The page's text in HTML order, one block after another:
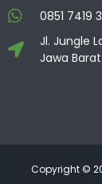
0851 7419
Jl. Jungle
Jawa Barat
Copyright ©